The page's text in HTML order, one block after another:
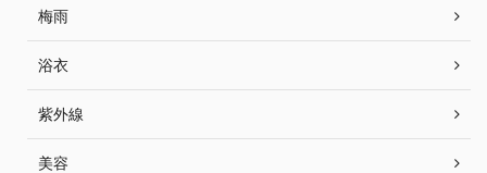
梅雨
浴衣
紫外線
美容